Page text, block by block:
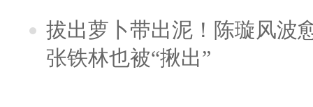
拔出萝卜带出泥！陈璇风波
张铁林也被“揪出”